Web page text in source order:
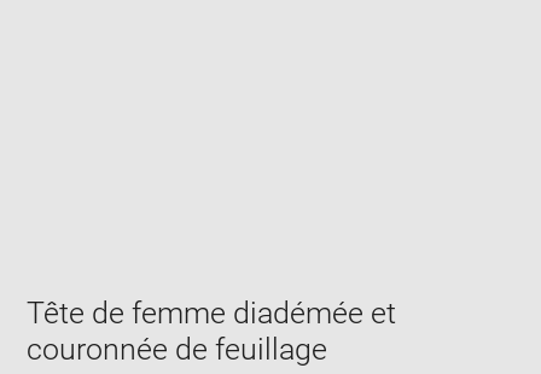
window
Tête de femme diadémée et
couronnée de feuillage